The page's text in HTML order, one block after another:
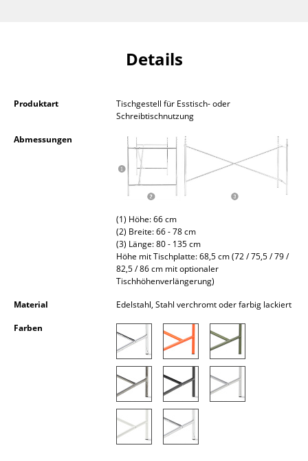
Hängeleuchten & Deckenleuchten
Schreibtischleuchten
Stehleuchten & Leseleuchten
Outdoor-Leuchten
Betten
Doppelbetten
Nachttische & Bettzubehör
Details
Produktart
Tischgestell für Esstisch- oder
Schreibtischnutzung
Abmessungen
(1) Höhe: 66 cm
(2) Breite: 66 - 78 cm
(3) Länge: 80 - 135 cm
Höhe mit Tischplatte: 68,5 cm (72 / 75,5 / 79 /
82,5 / 86 cm mit optionaler
Tischhöhenverlängerung)
Material
Edelstahl, Stahl verchromt oder farbig lackiert
Farben